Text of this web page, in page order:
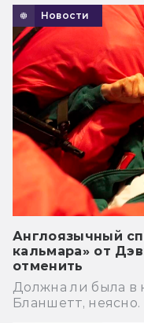
Новости
Англоязычный
кальмара» от
отменить
Должна ли была в
Бланшетт, неясно.